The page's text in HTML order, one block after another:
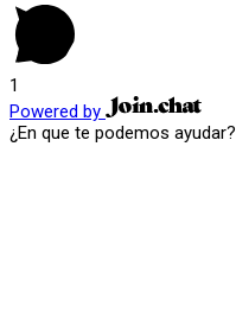
1
Powered by
¿En que te podemos ayudar?